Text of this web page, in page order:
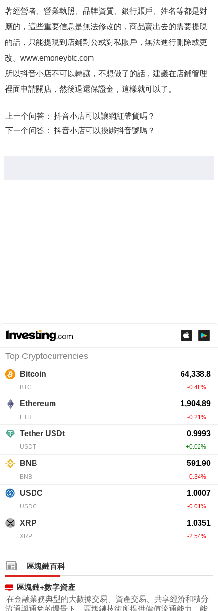
著經營者、營業執照、品牌資質、銀行賬戶、姓名等都是對
應的，這些重要信息是無法修改的，商品賣出去的需要提現
的話，只能提現到店鋪對公或對私賬戶，無法進行刪除或更
改。www.emoneybtc.com
所以抖音小店不可以轉讓，不想做了的話，建議在店鋪管理
裡面申請關店，然後退還保證金，這樣就可以了。
上一个问答： 抖音小店可以讓網紅帶貨嗎？
下一个问答： 抖音小店可以換綁抖音號嗎？
區塊鏈百科
區塊鏈+數字資產
在金融業務典型的大數據交易、資產交易、共享經濟和積分
流通與通兌的場景下，區塊鏈技術所提供價值流通能力，能